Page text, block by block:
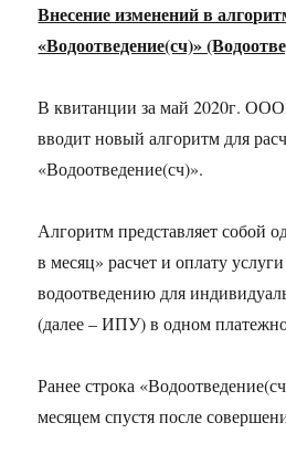
Внесение изменений в
«Водоотведение(сч)»
В квитанции за май 2020г.
вводит новый алгоритм для
«Водоотведение(сч)».
Алгоритм представляет собой
в месяц» расчет и оплату
водоотведению для
(далее – ИПУ) в одном
Ранее строка
месяцем спустя после